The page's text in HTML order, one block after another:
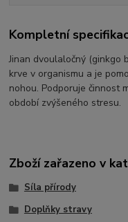
Kompletní
Jinan dvoulaločný (ginkgo
krve v organismu a je
nohou. Podporuje činnost
období zvýšeného stresu.
Zboží zařazeno v
Síla přírody
Doplňky stravy